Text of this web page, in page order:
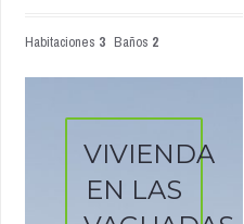
Habitaciones 3 Baños 2
VIVIENDA
EN LAS